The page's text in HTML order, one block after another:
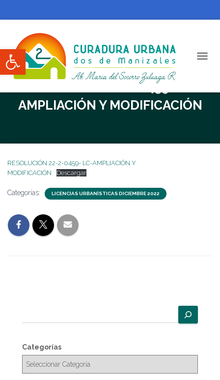
Abrir barra de herramientas
RESOLUCIÓN 22-2-0459- LC-
AMPLIACIÓN Y MODIFICACIÓN
RESOLUCIÓN 22-2-0459- LC-AMPLIACIÓN Y
MODIFICACIÓN
Descargar
Categorías: LICENCIAS URBANÍSTICAS DICIEMBRE 2022
u
c
a
Categorías